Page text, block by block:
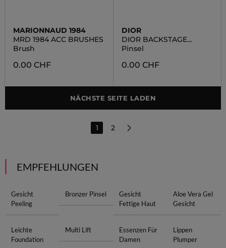
MARIONNAUD 1984
MRD 1984 ACC BRUSHES
Brush
0.00 CHF
DIOR
DIOR BACKSTAGE
KABUKI BRUSH N°17
Pinsel
0.00 CHF
NÄCHSTE SEITE LADEN
1 2
EMPFEHLUNGEN
Gesicht
Peeling
Bronzer Pinsel
Gesicht
Fettige Haut
Aloe Vera Gel
Gesicht
Leichte
Foundation
Multi Lift
Essenzen Für
Damen
Lippen
Plumper